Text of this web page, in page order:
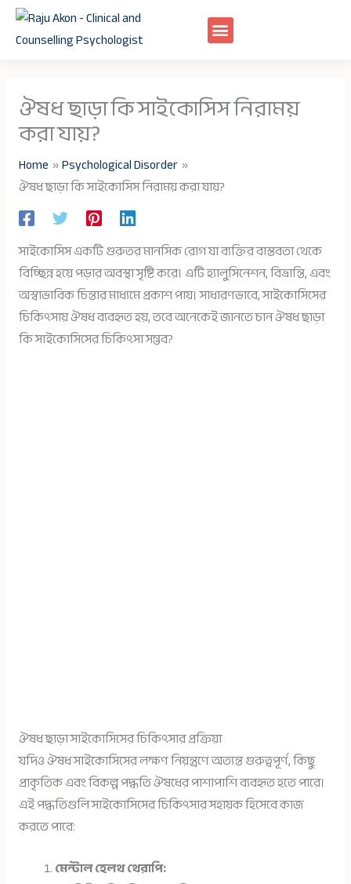
Skip
ঔষধ ছাড়া কি সাইকোসিস নিরাময়
করা যায়?
Home
Psychological Disorder
ঔষধ ছাড়া কি সাইকোসিস নিরাময় করা যায়?
সাইকোসিস একটি গুরুতর মানসিক রোগ যা ব্যক্তির বাস্তবতা থেকে
বিচ্ছিন্ন হয়ে পড়ার অবস্থা সৃষ্টি করে। এটি হ্যালুসিনেশন, বিভ্রান্তি, এবং
অস্বাভাবিক চিন্তার মাধ্যমে প্রকাশ পায়। সাধারণভাবে, সাইকোসিসের
চিকিৎসায় ঔষধ ব্যবহৃত হয়, তবে অনেকেই জানতে চান ঔষধ ছাড়া
কি সাইকোসিসের চিকিৎসা সম্ভব?
ঔষধ ছাড়া সাইকোসিসের চিকিৎসার প্রক্রিয়া
যদিও ঔষধ সাইকোসিসের লক্ষণ নিয়ন্ত্রণে অত্যন্ত গুরুত্বপূর্ণ, কিছু
প্রাকৃতিক এবং বিকল্প পদ্ধতি ঔষধের পাশাপাশি ব্যবহৃত হতে পারে।
এই পদ্ধতিগুলি সাইকোসিসের চিকিৎসার সহায়ক হিসেবে কাজ
করতে পারে:
মেন্টাল হেলথ থেরাপি: